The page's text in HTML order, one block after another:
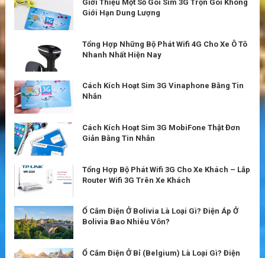
Giới Thiệu Một Số Gói Sim 3G Trọn Gói Không
Giới Hạn Dung Lượng
Tổng Hợp Những Bộ Phát Wifi 4G Cho Xe Ô Tô
Nhanh Nhất Hiện Nay
Cách Kích Hoạt Sim 3G Vinaphone Bằng Tin
Nhắn
Cách Kích Hoạt Sim 3G MobiFone Thật Đơn
Giản Bằng Tin Nhắn
Tổng Hợp Bộ Phát Wifi 3G Cho Xe Khách – Lắp
Router Wifi 3G Trên Xe Khách
Ổ Cắm Điện Ở Bolivia Là Loại Gì? Điện Áp Ở
Bolivia Bao Nhiêu Vôn?
Ổ Cắm Điện Ở Bỉ (Belgium) Là Loại Gì? Điện